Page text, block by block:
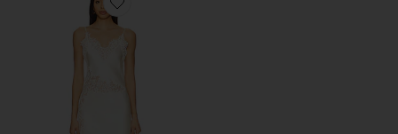
Favorite ПЛАТЬЕ WAVERLY